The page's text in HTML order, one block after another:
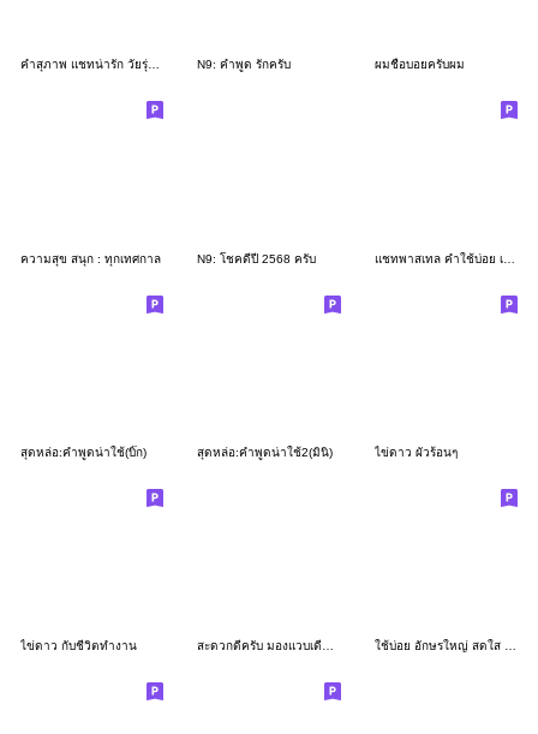
คำสุภาพ แชทน่ารัก วัยรุ่นโซเชียล N9: คำพูด รักครับ ผมชื่อบอยครับผม
ความสุข สนุก : ทุกเทศกาล N9: โชคดีปี 2568 ครับ แชทพาสเทล คำใช้บ่อย เจอประจำ
สุดหล่อ:คำพูดน่าใช้(บิ๊ก) สุดหล่อ:คำพูดน่าใช้2(มินิ) ไข่ดาว ผัวร้อนๆ
ไข่ดาว กับชีวิตทำงาน สะดวกดีครับ มองแวบเดียวรู้เรื่อง ใช้บ่อย อักษรใหญ่ สดใส อวยพรครับ